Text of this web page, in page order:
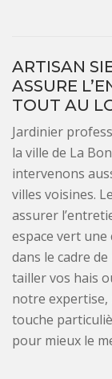
ARTISAN
ASSURE
TOUT AU
Jardinier
la ville de La
intervenons
villes voisines.
assurer
espace vert
dans le cadre
tailler vos hais
notre
touche
pour mieux le